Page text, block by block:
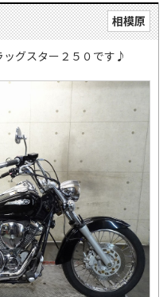
相模原
ッグスター２５０です♪